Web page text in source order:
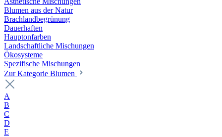
Blumen aus der Natur
Brachlandbegrünung
Dauerhaften
Hauptonfarben
Landschaftliche Mischungen
Ökosysteme
Spezifische Mischungen
Zur Kategorie Blumen
A
B
C
D
E